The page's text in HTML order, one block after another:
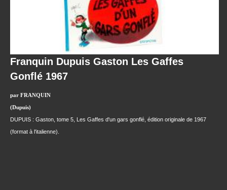
Franquin Dupuis Gaston Les Gaffes
Gonflé 1967
par FRANQUIN
(Dupuis)
DUPUIS : Gaston, tome 5, Les Gaffes d'un gars gonflé, édition originale de 1967
(format à l'italienne).